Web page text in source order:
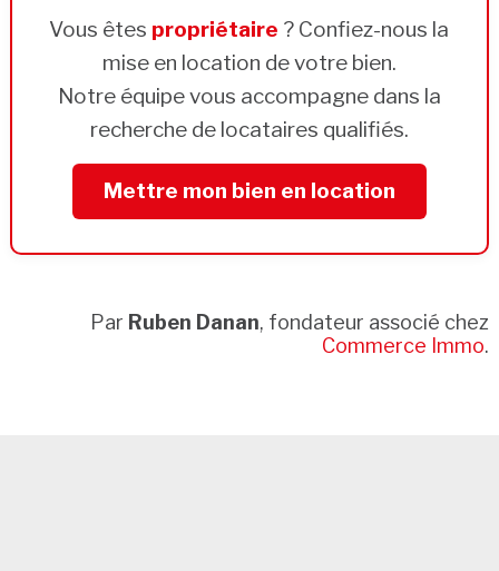
Vous êtes propriétaire ? Confiez-nous la
mise en location de votre bien.
Notre équipe vous accompagne dans la
recherche de locataires qualifiés.
Mettre mon bien en location
Par Ruben Danan, fondateur associé chez
Commerce Immo.